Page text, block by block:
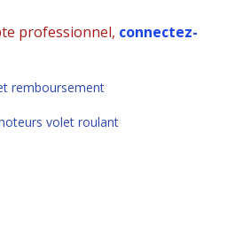
professionnel, connectez-
remboursement
volet roulant